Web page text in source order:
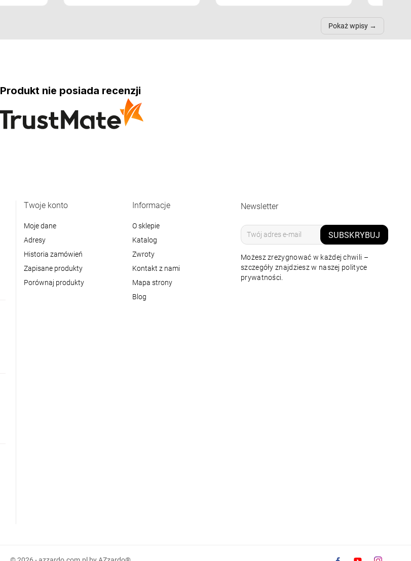
Pokaż wpisy
Produkt nie posiada recenzji
Twoje konto
Moje dane
Adresy
Historia zamówień
Zapisane produkty
Porównaj produkty
Informacje
O sklepie
Katalog
Zwroty
Kontakt z nami
Mapa strony
Blog
Newsletter
SUBSKRYBUJ
Możesz zrezygnować w każdej chwili –
szczegóły znajdziesz w naszej polityce
prywatności.